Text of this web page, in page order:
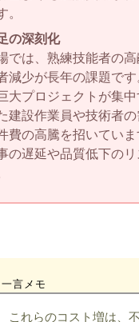
。
の深刻化
では、熟練技能者の
減少が長年の課題です
大プロジェクトが集中
建設作業員や技術者
費の高騰を招いてい
の遅延や品質低下の
一言メモ
これらのコスト増は、